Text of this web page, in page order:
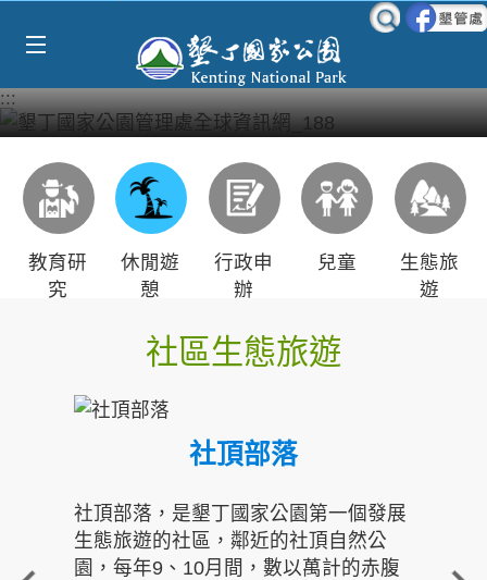
:::
教育研
究
休閒遊
憩
行政申
辦
兒童
生態旅
遊
社區生態旅遊
社頂部落
社頂部落，是墾丁國家公園第一個發展
生態旅遊的社區，鄰近的社頂自然公
園，每年9、10月間，數以萬計的赤腹
重